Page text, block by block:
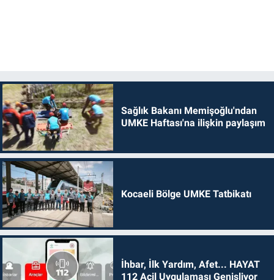
Sağlık Bakanı Memişoğlu'ndan
UMKE Haftası'na ilişkin paylaşım
Kocaeli Bölge UMKE Tatbikatı
İhbar, İlk Yardım, Afet... HAYAT
112 Acil Uygulaması Genişliyor